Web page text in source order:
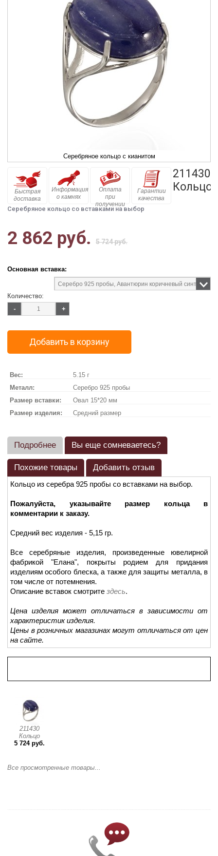
Серебряное кольцо с кианитом
Быстрая
доставка
Информация
о камнях
Оплата
при
получении
Гарантии
качества
211430
Кольцо
Серебряное кольцо со вставками на выбор
2 862 руб. 5 724 руб.
Основная вставка:
Количество:
-
+
Добавить в корзину
Вес:
5.15 г
Металл:
Серебро 925 пробы
Размер вставки:
Овал 15*20 мм
Размер изделия:
Средний размер
Подробнее Вы еще сомневаетесь?
Похожие товары Добавить отзыв
Кольцо из серебра 925 пробы со вставками на выбор.
Пожалуйста, указывайте размер кольца в
комментарии к заказу.
Средний вес изделия - 5,15 гр.
Все серебряные изделия, произведенные ювелирной
фабрикой "Елана", покрыты родием для придания
изделиям особого блеска, а также для защиты металла, в
том числе от потемнения.
Описание вставок смотрите здесь.
Цена изделия может отличаться в зависимости от
характеристик изделия.
Цены в розничных магазинах могут отличаться от цен
на сайте.
211430
Кольцо
5 724 руб.
Все просмотренные товары...